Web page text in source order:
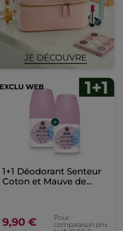
1+1 Déodorant Senteur
Coton et Mauve de
9,90 €
Pour
comparaison prix